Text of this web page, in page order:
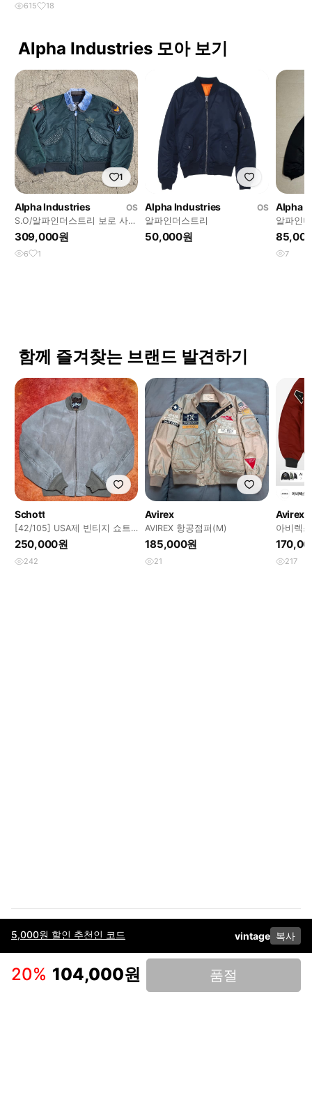
5,000원 할인 추천인 코드 vintage 복사
20% 104,000원 품절
615 18
Alpha Industries 모아 보기
1
Alpha Industries
OS
S.O/알파인더스트리 보로 사시
코 커스텀 봄버 자켓
309,000원
6 1
Alpha Industries
OS
알파인더스트리
50,000원
Alpha
알파인
켓
7
함께 즐겨찾는 브랜드 발견하기
Schott
[42/105] USA제 빈티지 쇼트
(Schott) 327 스웨이드 MA
250,000원
242
Avirex
AVIREX 항공점퍼(M)
185,000원
21
Avirex
아비렉
고
217
이용약관고객센터판매개인정보 처리방침사업자 정보다운로드
인스타그램